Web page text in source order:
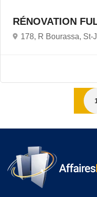
RÉNOVATION
178, R Bourassa, St-